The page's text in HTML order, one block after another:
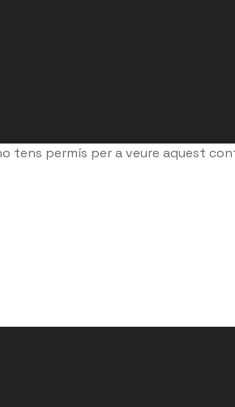
tens permís per a veure aquest